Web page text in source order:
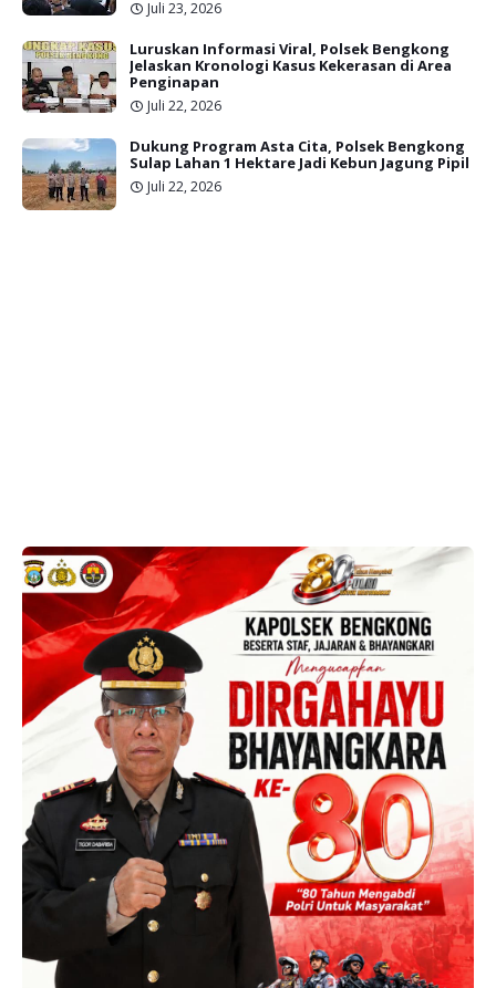
Juli 23, 2026
Luruskan Informasi Viral, Polsek Bengkong
Jelaskan Kronologi Kasus Kekerasan di Area
Penginapan
Juli 22, 2026
Dukung Program Asta Cita, Polsek Bengkong
Sulap Lahan 1 Hektare Jadi Kebun Jagung Pipil
Juli 22, 2026